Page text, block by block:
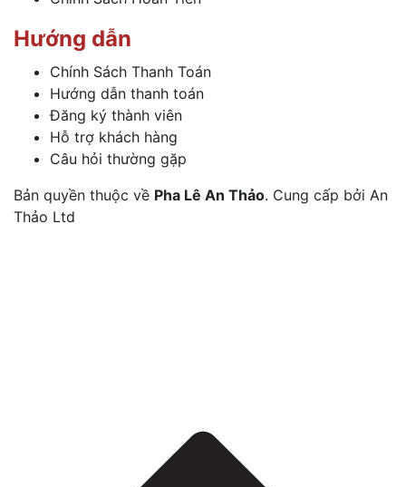
Hướng dẫn
Chính Sách Thanh Toán
Hướng dẫn thanh toán
Đăng ký thành viên
Hỗ trợ khách hàng
Câu hỏi thường gặp
Bản quyền thuộc về Pha Lê An Thảo. Cung cấp bởi An
Thảo Ltd